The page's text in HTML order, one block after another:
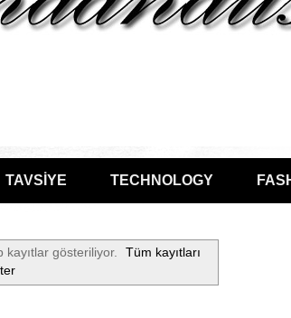
TAVSİYE TECHNOLOGY
kayıtlar gösteriliyor.
Tüm kayıtları